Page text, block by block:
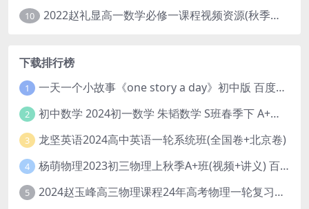
10 2022赵礼显高一数学必修一课程视频资源(秋季班 含讲义)百度网盘云
下载排行榜
1 一天一个小故事《one story a day》初中版 百度网盘分享下载
2 初中数学 2024初一数学 朱韬数学 S班春季下 A+班春季下 百度云网盘
3 龙坚英语2024高中英语一轮系统班(全国卷+北京卷)
4 杨萌物理2023初三物理上秋季A+班(视频+讲义) 百度网盘分享
5 2024赵玉峰高三物理课程24年高考物理一轮复习网课教程